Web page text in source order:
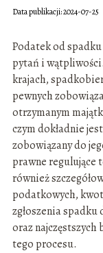
Data publikacji: 2024-07-25
Podatek od
pytań i
krajach,
pewnych
otrzymanym
czym dokładnie
zobowiązany do
prawne regulujące
również
podatkowych,
zgłoszenia
oraz najczęstszych
tego procesu.